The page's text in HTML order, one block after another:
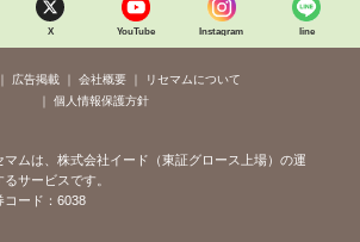
X YouTube Instagram line
広告掲載 会社概要
リセマムについて
個人情報保護方針
マムは、株式会社イード（東証グロース上場）の運
るサービスです。
コード：6038